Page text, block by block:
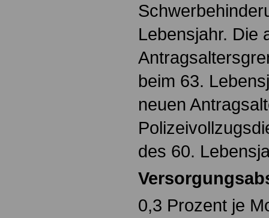
Lebensjahr. Die
beim 63.
neuen
des 60.
0,3 Prozent je